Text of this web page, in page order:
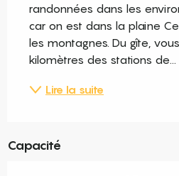
randonnées dans les
car on est dans la plaine
les montagnes. Du gîte,
kilomètres des stations de...
Lire la suite
Capacité